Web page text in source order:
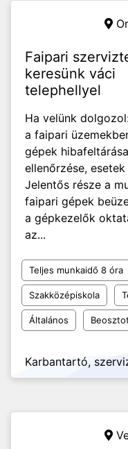
Faipari
keresünk váci
telephellyel
Ha velünk
a faipari
gépek
ellenőrzése,
Jelentős része a
faipari gépek
a gépkezelők
az...
Teljes munkaidő 8 óra
Szakközépiskola
Általános
Karbantartó,